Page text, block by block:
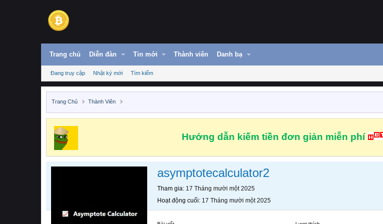
Trang chủ Diễn đàn Tin mới Thành viên Danh bạ
Đang truy cập Nhật ký mới Tìm kiếm
Trang Chủ Thành Viên
Hướng dẫn kiếm tiền đơn giản miễn phí
asymptotecalculator2
Tham gia 17 Tháng mười một 2025
Hoạt động cuối 17 Tháng mười một 2025